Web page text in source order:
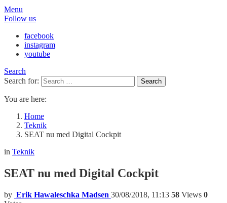
Menu
Follow us
facebook
instagram
youtube
Search
Search for:
Search
You are here:
Home
Teknik
SEAT nu med Digital Cockpit
in Teknik
SEAT nu med Digital Cockpit
by Erik Hawaleschka Madsen 30/08/2018, 11:13 58 Views 0